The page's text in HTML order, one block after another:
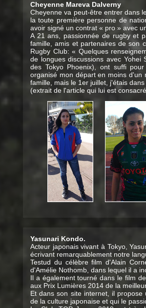
Cheyenne Mareva Dalverny
Cheyenne va peut-être entrer dans
la toute première personne de
avoir signé un contrat « pro » avec
A 21 ans, passionnée de rugby et
famille, amis et partenaires de son
Rugby Club: « Quelques
de longues discussions avec Yohei
des Tokyo Phoenix), ont suffi
organisé mon départ en moins
famille, mais le 1er juillet, j'étais
(extrait de l'article qui lui est
Yasunari Kondo.
Acteur japonais vivant à Tokyo,
écrivant remarquablement notre
Testud du célèbre film d'Alain
d'Amélie Nothomb, dans lequel il a
Il a également tourné dans le film
aux Prix Lumières 2014 de la
Et dans son site internet, il
de la culture japonaise et qui le